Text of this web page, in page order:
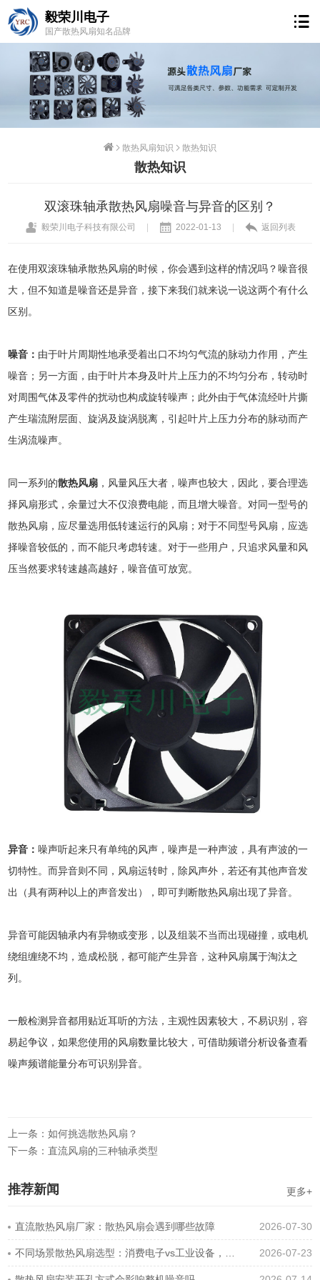
毅荣川电子
国产散热风扇知名品牌
散热风扇知识 散热知识
散热知识
双滚珠轴承散热风扇噪音与异音的区别？
毅荣川电子科技有限公司 2022-01-13 返回列表
在使用双滚珠轴承散热风扇的时候，你会遇到这样的情况吗？噪音很
大，但不知道是噪音还是异音，接下来我们就来说一说这两个有什么
区别。
噪音： 由于叶片周期性地承受着出口不均匀气流的脉动力作用，产生
噪音；另一方面，由于叶片本身及叶片上压力的不均匀分布，转动时
对周围气体及零件的扰动也构成旋转噪声；此外由于气体流经叶片撕
产生瑞流附层面、旋涡及旋涡脱离，引起叶片上压力分布的脉动而产
生涡流噪声。
同一系列的散热风扇 ，风量风压大者，噪声也较大，因此，要合理选
择风扇形式，余量过大不仅浪费电能，而且增大噪音。对同一型号的
散热风扇，应尽量选用低转速运行的风扇；对于不同型号风扇，应选
择噪音较低的，而不能只考虑转速。对于一些用户，只追求风量和风
压当然要求转速越高越好，噪音值可放宽。
异音： 噪声听起来只有单纯的风声，噪声是一种声波，具有声波的一
切特性。而异音则不同，风扇运转时，除风声外，若还有其他声音发
出（具有两种以上的声音发出），即可判断散热风扇出现了异音。
异音可能因轴承内有异物或变形，以及组装不当而出现碰撞，或电机
绕组缠绕不均，造成松脱，都可能产生异音，这种风扇属于淘汰之
列。
一般检测异音都用贴近耳听的方法，主观性因素较大，不易识别，容
易起争议，如果您使用的风扇数量比较大，可借助频谱分析设备查看
噪声频谱能量分布可识别异音。
上一条：如何挑选散热风扇？
下一条：直流风扇的三种轴承类型
推荐新闻 更多+
2026-07-30
直流散热风扇厂家：散热风扇会遇到哪些故障
2026-07-23